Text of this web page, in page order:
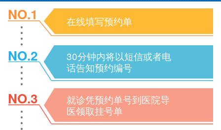
NO.1 在线填写预约单
NO.2
30分钟内将以短信或者电
话告知预约编号
NO.3
就诊凭预约单号到医院导
医领取挂号单